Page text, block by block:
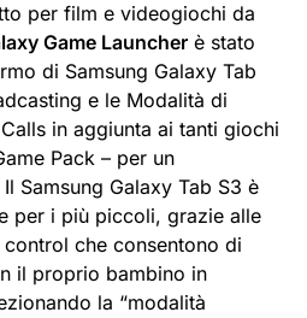
per film e videogiochi da
Game Launcher è stato
di Samsung Galaxy Tab
e le Modalità di
in aggiunta ai tanti giochi
Pack – per un
Samsung Galaxy Tab S3 è
per i più piccoli, grazie alle
che consentono di
il proprio bambino in
la “modalità